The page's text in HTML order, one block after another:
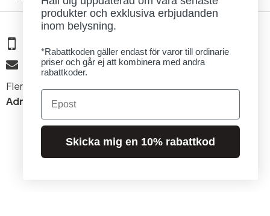
info@ljusbutik.se
Fler kontaktuppgifter »
Adress:
Kungsholmsgatan 6, 112 27 Stockholm
produkter och exklusiva erbjudanden
inom belysning.
*Rabattkoden gäller endast för varor till ordinarie
priser och går ej att kombinera med andra
rabattkoder.
Email
Skicka mig en 10% rabattkod